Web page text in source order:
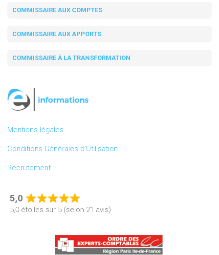
COMMISSAIRE AUX COMPTES
COMMISSAIRE AUX APPORTS
COMMISSAIRE À LA TRANSFORMATION
Mentions légales
Conditions Générales d’Utilisation
Recrutement
5,0
Rated
of
5
5,0 étoiles sur 5 (selon 21 avis)